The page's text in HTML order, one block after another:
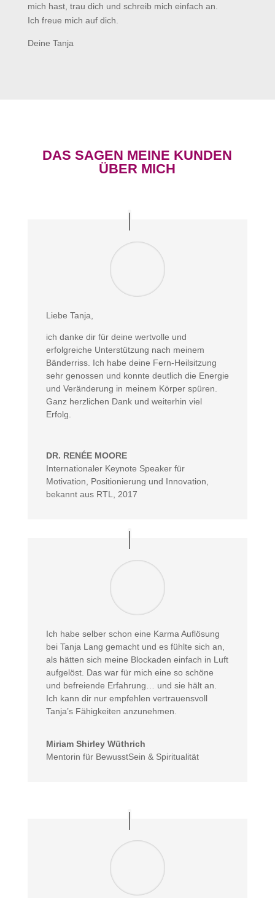
mich hast, trau dich und schreib mich einfach an.
Ich freue mich auf dich.
Deine Tanja
DAS SAGEN MEINE KUNDEN
ÜBER MICH
Liebe Tanja,
ich danke dir für deine wertvolle und
erfolgreiche Unterstützung nach meinem
Bänderriss. Ich habe deine Fern-Heilsitzung
sehr genossen und konnte deutlich die Energie
und Veränderung in meinem Körper spüren.
Ganz herzlichen Dank und weiterhin viel
Erfolg.
DR. RENÉE MOORE
Internationaler Keynote Speaker für
Motivation, Positionierung und Innovation
bekannt aus RTL, 2017
Ich habe selber schon eine Karma Auflösung
bei Tanja Lang gemacht und es fühlte sich an,
als hätten sich meine Blockaden einfach in Luft
aufgelöst. Das war für mich eine so schöne
und befreiende Erfahrung… und sie hält an.
Ich kann dir nur empfehlen vertrauensvoll
Tanja’s Fähigkeiten anzunehmen.
Miriam Shirley Wüthrich
Mentorin für BewusstSein & Spiritualität